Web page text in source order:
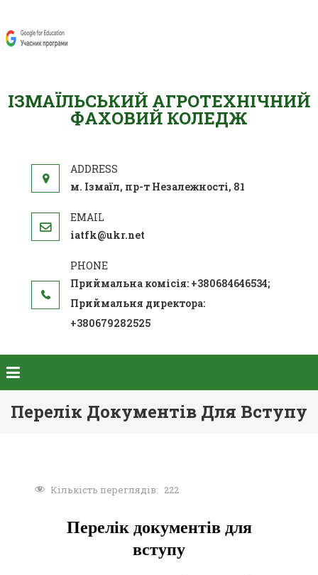
ІЗМАЇЛЬСЬКИЙ АГРОТЕХНІЧНИЙ
ФАХОВИЙ КОЛЕДЖ
м. Ізмаїл, пр-т Незалежності, 81
iatfk@ukr.net
Приймальна комісія: +380684646534;
Приймальня директора:
+380679282525
Перелік Документів Для Вступу
Кількість переглядів: 222
Перелік документів для
вступу